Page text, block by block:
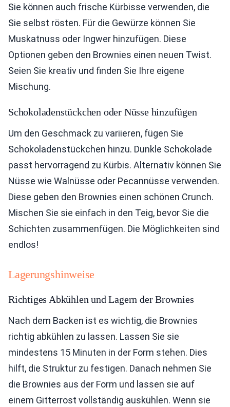
Sie können auch frische Kürbisse verwenden, die
Sie selbst rösten. Für die Gewürze können Sie
Muskatnuss oder Ingwer hinzufügen. Diese
Optionen geben den Brownies einen neuen Twist.
Seien Sie kreativ und finden Sie Ihre eigene
Mischung.
Schokoladenstückchen oder Nüsse hinzufügen
Um den Geschmack zu variieren, fügen Sie
Schokoladenstückchen hinzu. Dunkle Schokolade
passt hervorragend zu Kürbis. Alternativ können Sie
Nüsse wie Walnüsse oder Pecannüsse verwenden.
Diese geben den Brownies einen schönen Crunch.
Mischen Sie sie einfach in den Teig, bevor Sie die
Schichten zusammenfügen. Die Möglichkeiten sind
endlos!
Lagerungshinweise
Richtiges Abkühlen und Lagern der Brownies
Nach dem Backen ist es wichtig, die Brownies
richtig abkühlen zu lassen. Lassen Sie sie
mindestens 15 Minuten in der Form stehen. Dies
hilft, die Struktur zu festigen. Danach nehmen Sie
die Brownies aus der Form und lassen sie auf
einem Gitterrost vollständig auskühlen. Wenn sie